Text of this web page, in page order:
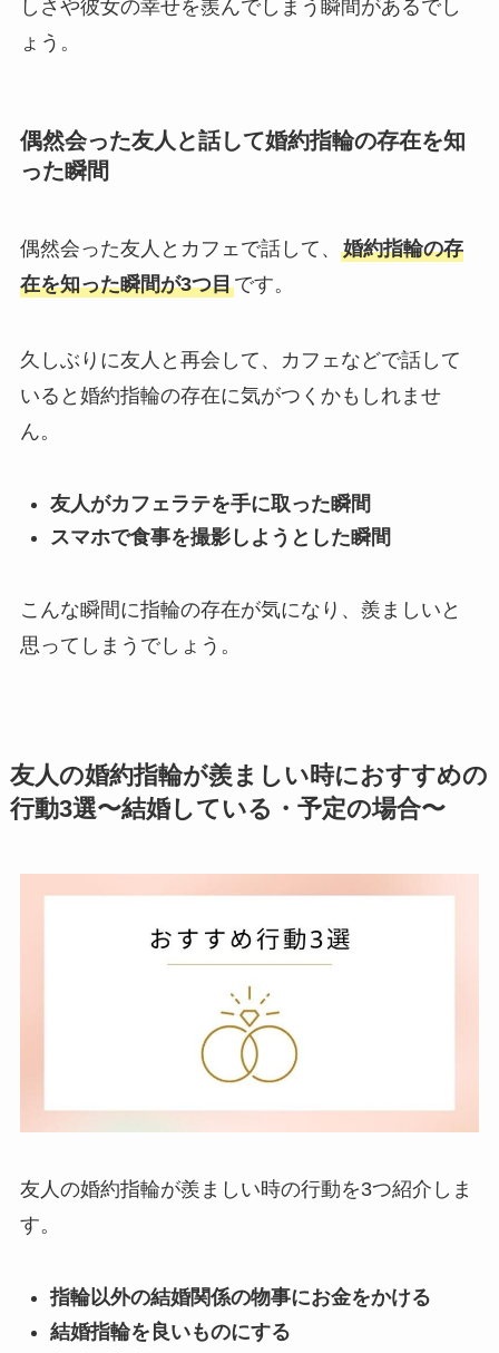
しさや彼女の幸せを羨んでしまう瞬間があるでし
ょう。
偶然会った友人と話して婚約指輪の存在を知
った瞬間
偶然会った友人とカフェで話して、 婚約指輪の存
在を知った瞬間が3つ目です。
久しぶりに友人と再会して、カフェなどで話して
いると婚約指輪の存在に気がつくかもしれませ
ん。
友人がカフェラテを手に取った瞬間
スマホで食事を撮影しようとした瞬間
こんな瞬間に指輪の存在が気になり、羨ましいと
思ってしまうでしょう。
友人の婚約指輪が羨ましい時におすすめの
行動3選〜結婚している・予定の場合〜
友人の婚約指輪が羨ましい時の行動を3つ紹介しま
す。
指輪以外の結婚関係の物事にお金をかける
結婚指輪を良いものにする